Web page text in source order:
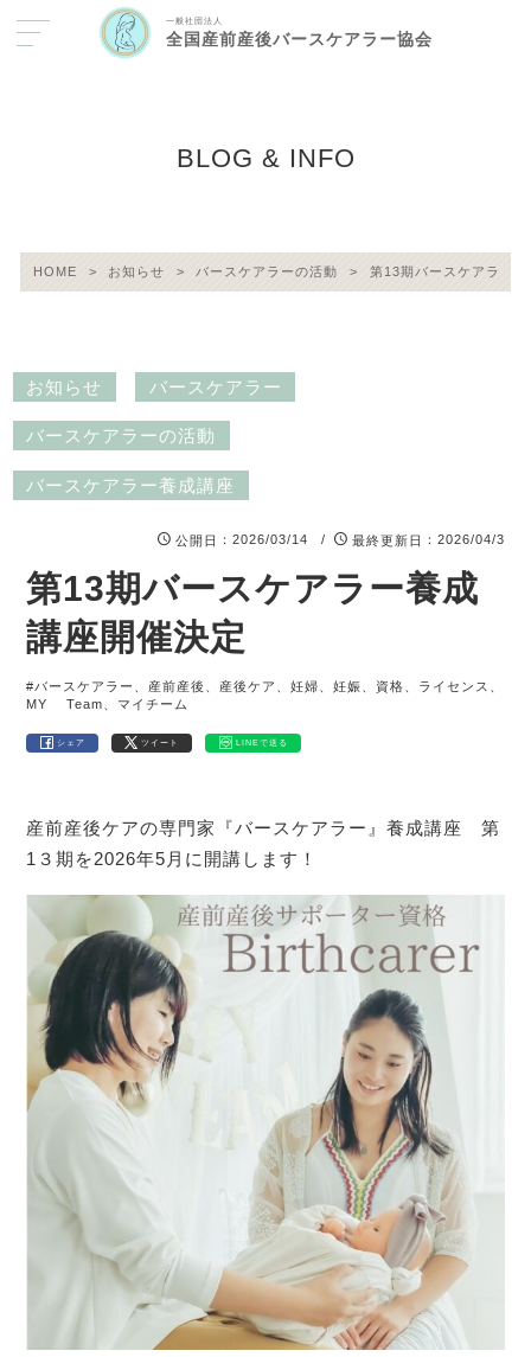
一般社団法人
全国産前産後バースケアラー協会
BLOG & INFO
HOME > お知らせ > バースケアラーの活動 > 第13期バースケアラー
お知らせ バースケアラー
バースケアラーの活動
バースケアラー養成講座
公開日 ：2026/03/14 / 最終更新日 ：2026/04/3
第13期バースケアラー養成
講座開催決定
#バースケアラー、産前産後、産後ケア、妊婦、妊娠、資格、ライセンス、
MY Team、マイチーム
シェア ツイート LINEで送る
産前産後ケアの専門家『バースケアラー』養成講座 第
1３期を2026年5月に開講します！